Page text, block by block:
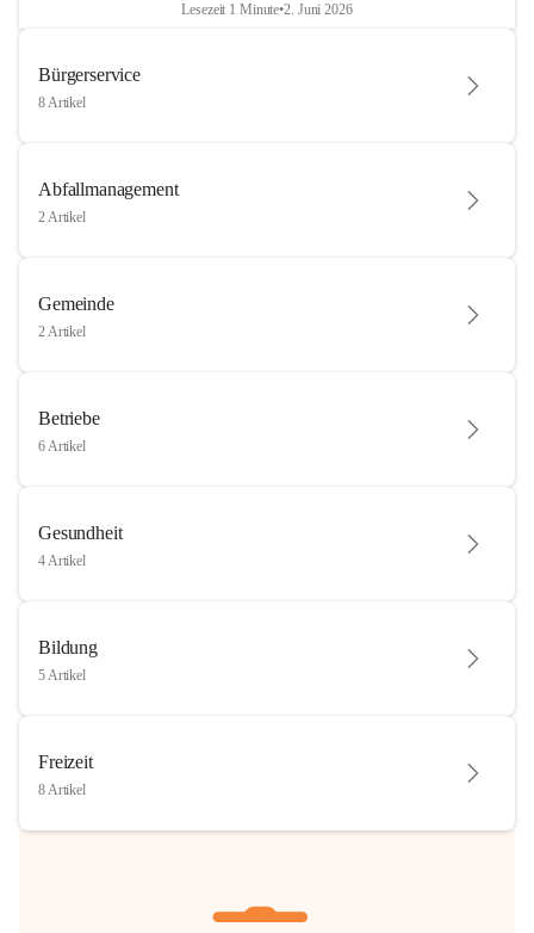
Lesezeit 1 Minute•2. Juni 2026
Bürgerservice
8 Artikel
Abfallmanagement
2 Artikel
Gemeinde
2 Artikel
Betriebe
6 Artikel
Gesundheit
4 Artikel
Bildung
5 Artikel
Freizeit
8 Artikel